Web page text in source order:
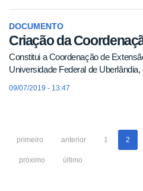
DOCUMENTO
Criação da
Constitui a Coordenação de
Universidade Federal de
09/07/2019 - 13:47
primeiro anterior 1 2
próximo último